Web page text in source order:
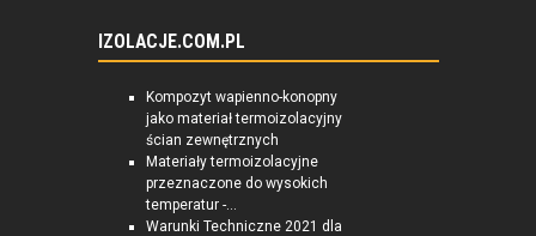
IZOLACJE.COM.PL
Kompozyt wapienno-konopny
jako materiał termoizolacyjny
ścian zewnętrznych
Materiały termoizolacyjne
przeznaczone do wysokich
temperatur -...
Warunki Techniczne 2021 dla